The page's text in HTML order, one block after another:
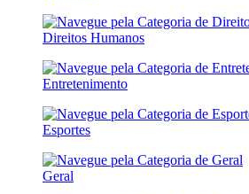
Direitos Humanos
Entretenimento
Esportes
Geral